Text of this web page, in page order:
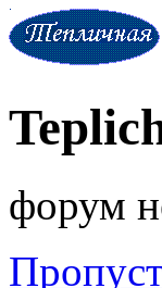
форум